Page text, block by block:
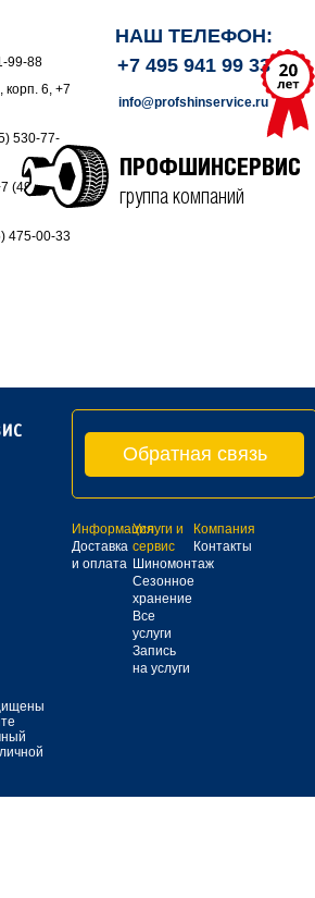
99-88
корп. 6, +7
530-77-
(495)
475-00-33
НАШ ТЕЛЕФОН:
+7 495 941 99 33
info@profshinservice.ru
ПРОФШИНСЕРВИС
группа компаний
Обратная связь
Информация
Доставка
и оплата
Услуги и
сервис
Шиномонтаж
Сезонное
хранение
Все
услуги
Запись
на услуги
Компания
Контакты